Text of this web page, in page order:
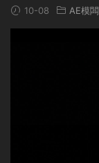
10-08 AE模闆